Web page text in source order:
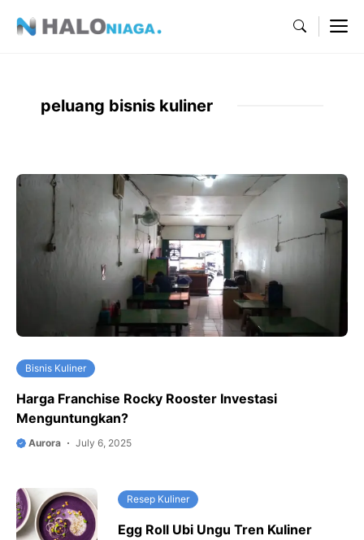
peluang bisnis kuliner
Bisnis Kuliner
Harga Franchise Rocky Rooster Investasi
Menguntungkan?
Aurora July 6, 2025
Resep Kuliner
Egg Roll Ubi Ungu Tren Kuliner